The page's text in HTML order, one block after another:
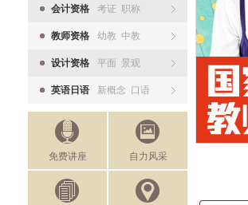
会计资格 考证 职称
教师资格 幼教 中教
设计资格 平面 景观
英语日语 新概念 口语
免费讲座 自力风采